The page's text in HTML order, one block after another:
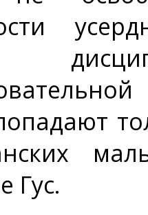
Гус.